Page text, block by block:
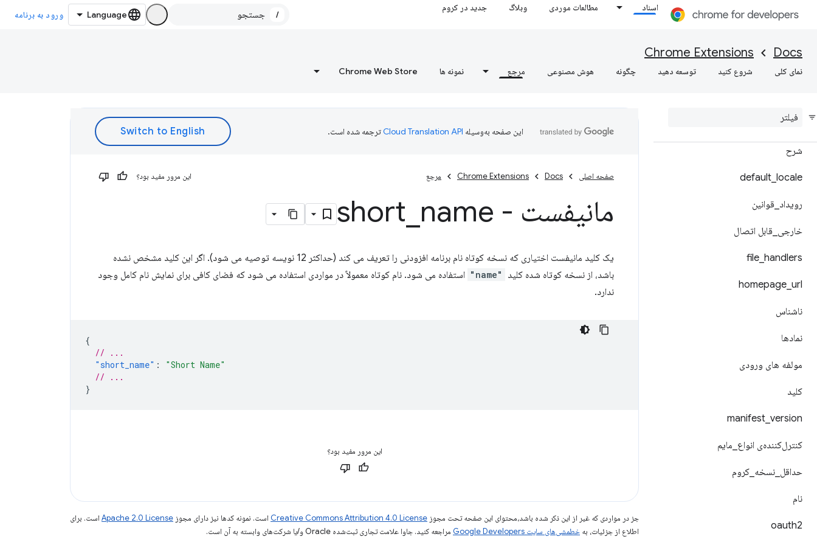
اسناد مطالعات موردی وبلاگ جدید در کروم
/ ورود به برنامه
Docs
Chrome Extensions
نمای کلی شروع کنید توسعه دهید چگونه هوش مصنوعی مرجع نمونه ها Chrome Web Store
زمینه
cross_origin_embedder_policy
policy
شرح
default locale
رویداد قوانین
خارجی قابل اتصال
file handlers
homepage url
ناشناس
نمادها
مولفه های ورودی
کلید
manifest version
کنترل‌کننده‌ی انواع مایم
حداقل نسخه کروم
نام
oauth2
این صفحه به‌وسیله ترجمه شده است.
صفحه اصلی Docs
Chrome Extensions مرجع این مرور مفید بود؟
مانیفست - short name
یک کلید مانیفست اختیاری که نسخه کوتاه نام برنامه افزودنی را تعریف می کند (حداکثر 12 نویسه توصیه می شود). اگر این کلید مشخص نشده
باشد، از نسخه کوتاه شده کلید
"name"
استفاده می شود. نام کوتاه معمولاً در مواردی استفاده می شود که فضای کافی برای نمایش نام کامل وجود
ندارد.
{
// ...
"short_name" :
"Short Name"
// ...
}
این مرور مفید بود؟
جز در مواردی که غیر از این ذکر شده باشد،‌محتوای این صفحه تحت مجوز Creative Commons Attribution 4.0 License است. نمونه کدها نیز دارای مجوز Apache 2.0 License است. برای
اطلاع از جزئیات، به خطمشی‌های سایت Google Developers‏ مراجعه کنید. جاوا علامت تجاری ثبت‌شده Oracle و/یا شرکت‌های وابسته به آن است.